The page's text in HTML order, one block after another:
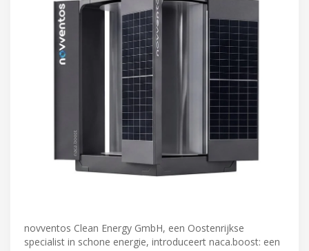
novventos Clean Energy GmbH, een Oostenrijkse
specialist in schone energie, introduceert naca.boost: een